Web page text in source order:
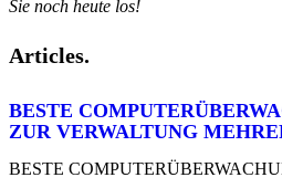
Sie noch heute los!
Articles.
BESTE
ZUR VERWALTUNG
BESTE